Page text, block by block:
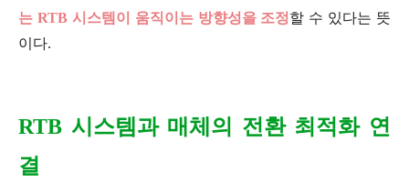
는 RTB 시스템이 움직이는 방향성을 조정할 수 있다는 뜻
이다.
RTB 시스템과 매체의 전환 최적화 연
결